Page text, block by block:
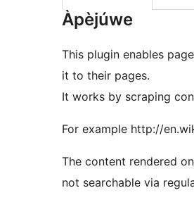
Àpèjúwe
This plugin enables
it to their pages.
It works by scraping
For example http://
The content rendered
not searchable via